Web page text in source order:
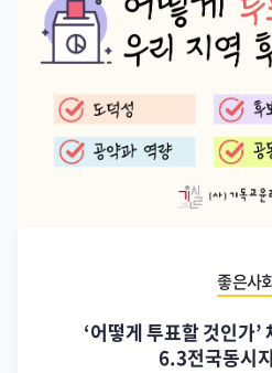
좋은사
‘어떻게 투표할 것인가
6.3전국동시